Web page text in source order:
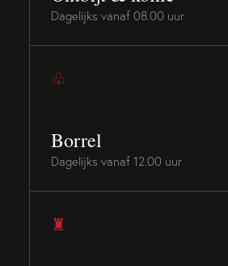
Dagelijks vanaf 08.00 uur
♧
Borrel
Dagelijks vanaf 12.00 uur
♜